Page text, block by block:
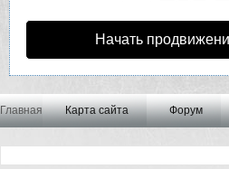
Начать
Главная Карта сайта Форум